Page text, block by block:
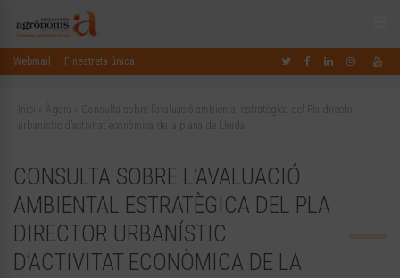
Webmail Finestreta única
Inici Àgora
Consulta sobre l’avaluació ambiental estratègica del Pla director
urbanístic d’activitat econòmica de la plana de Lleida
CONSULTA SOBRE L’AVALUACIÓ
AMBIENTAL ESTRATÈGICA DEL PLA
DIRECTOR URBANÍSTIC
D’ACTIVITAT ECONÒMICA DE LA